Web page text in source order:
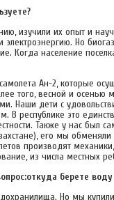
изучили их опыт и
Но
Когда население
Ан-2, которые
того, весной и осенью
Наши дети с
В республике это
Также у нас был
его мы обменяли
производят
из числа местных
берете воду
Но мы